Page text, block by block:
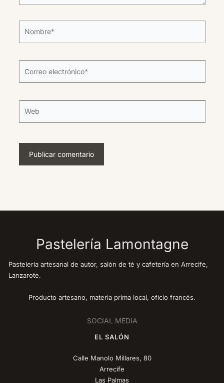
electrónico*
Pastelería Lamontagne
Pastelería artesanal de autor, salón de té y cafetería en Arrecife,
Lanzarote.
Producto artesano, materia prima local, oficio francés.
SOCIAL MEDIA
EL SALÓN
Calle Manolo Millares, 80
Arrecife
Las Palmas